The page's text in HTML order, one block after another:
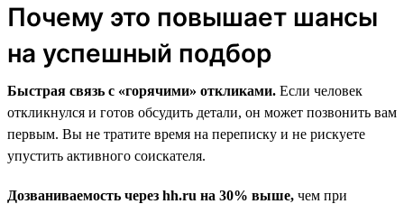
Почему это повышает шансы
на успешный подбор
Быстрая связь с «горячими» откликами. Если человек
откликнулся и готов обсудить детали, он может позвонить вам
первым. Вы не тратите время на переписку и не рискуете
упустить активного соискателя.
Дозваниваемость через hh.ru на 30% выше, чем при